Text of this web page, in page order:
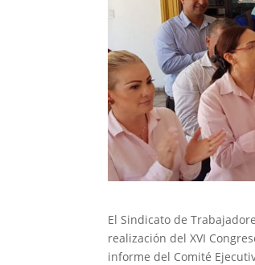
El Sindicato de
realización del XVI
informe del Comité